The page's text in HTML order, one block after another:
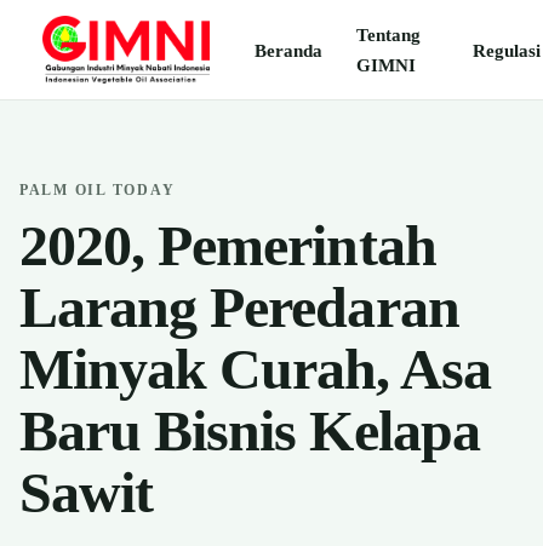
Beranda
Tentang
GIMNI
Regulasi
PALM OIL TODAY
2020, Pemerintah
Larang Peredaran
Minyak Curah, Asa
Baru Bisnis Kelapa
Sawit